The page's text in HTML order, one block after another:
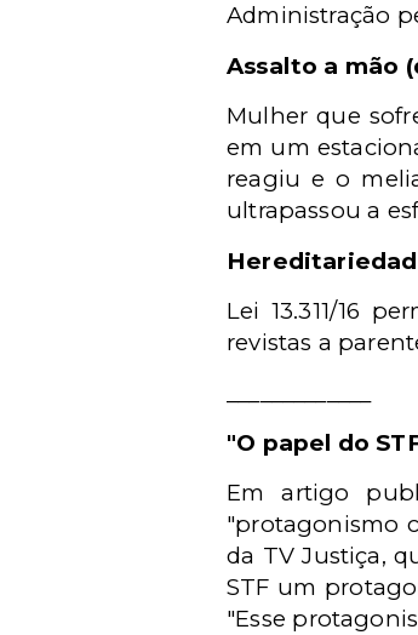
Administração
Assalto a mão
Mulher que
em um
reagiu e o
ultrapassou a
Lei 13.311/16
revistas a
"O papel do
Em artigo
"protagonismo
da TV Justiça,
STF um
"Esse